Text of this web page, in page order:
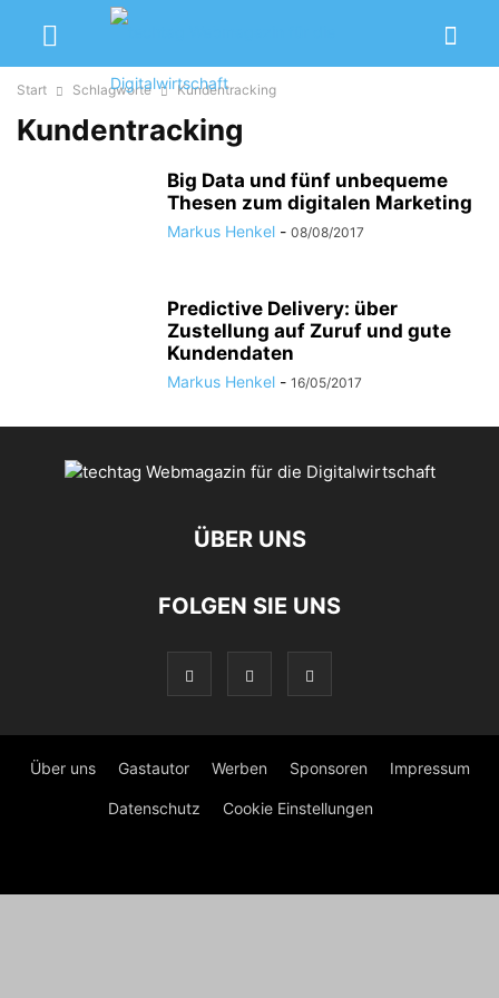
Start Schlagworte Kundentracking
Kundentracking
Big Data und fünf unbequeme
Thesen zum digitalen Marketing
Markus Henkel - 08/08/2017
Predictive Delivery: über
Zustellung auf Zuruf und gute
Kundendaten
Markus Henkel - 16/05/2017
ÜBER UNS
FOLGEN SIE UNS
Über uns Gastautor Werben Sponsoren Impressum
Datenschutz Cookie Einstellungen